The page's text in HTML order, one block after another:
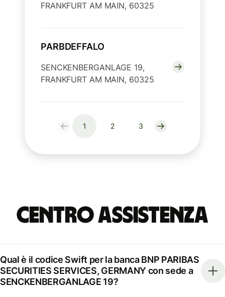
FRANKFURT AM MAIN, 60325
PARBDEFFALO
SENCKENBERGANLAGE 19,
FRANKFURT AM MAIN, 60325
1 2 3
Centro Assistenza
Qual è il codice Swift per la banca BNP PARIBAS
SECURITIES SERVICES, GERMANY con sede a
SENCKENBERGANLAGE 19?